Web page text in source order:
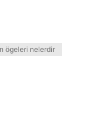
ögeleri nelerdir